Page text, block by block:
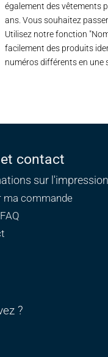
également des vêtements
ans. Vous souhaitez
Utilisez notre fonction
facilement des produits
numéros différents en une
contact
sur l'impression
ma commande
?